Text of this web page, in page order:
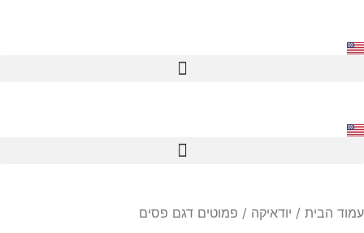
עמוד הבית / יודאיקה / פמוטים דגם פסים